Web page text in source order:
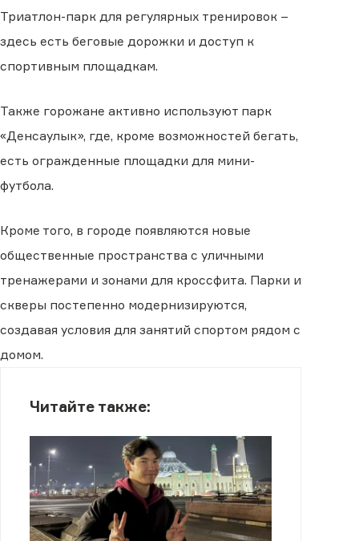
Триатлон-парк для регулярных тренировок −
здесь есть беговые дорожки и доступ к
спортивным площадкам.
Также горожане активно используют парк
«Денсаулык», где, кроме возможностей бегать,
есть огражденные площадки для мини-
футбола.
Кроме того, в городе появляются новые
общественные пространства с уличными
тренажерами и зонами для кроссфита. Парки и
скверы постепенно модернизируются,
создавая условия для занятий спортом рядом с
домом.
Читайте также: